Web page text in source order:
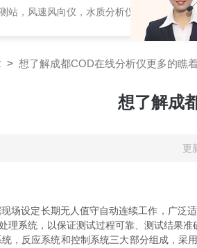
站，风速风向仪，水质分析仪，气体分析报
> 想了解成都COD在线分析仪更多的瞧
想了解成
更
场设定长期无人值守自动连续工作，广泛
理系统，以保证测试过程可靠、测试结果准
反应系统和控制系统三大部分组成，采